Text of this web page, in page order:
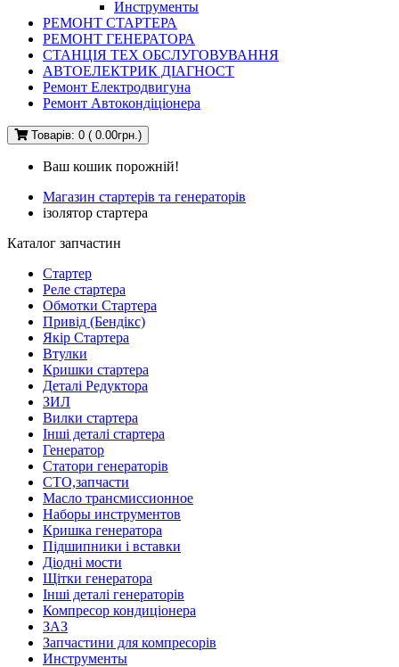
Инструменты
РЕМОНТ СТАРТЕРА
РЕМОНТ ГЕНЕРАТОРА
СТАНЦІЯ ТЕХ ОБСЛУГОВУВАННЯ
АВТОЕЛЕКТРИК ДІАГНОСТ
Ремонт Електродвигуна
Ремонт Автокондіціонера
Товарів: 0 ( 0.00грн.)
Ваш кошик порожній!
Магазин стартерів та генераторів
ізолятор стартера
Каталог запчастин
Стартер
Реле стартера
Обмотки Стартера
Привід (Бендікс)
Якір Стартера
Втулки
Кришки стартера
Деталі Редуктора
ЗИЛ
Вилки стартера
Інші деталі стартера
Генератор
Cтатори генераторів
СТО,запчасти
Масло трансмиссионное
Наборы инструментов
Кришка генератора
Підшипники і вставки
Діодні мости
Щітки генератора
Інші деталі генераторів
Компресор кондиціонера
ЗАЗ
Запчастини для компресорів
Инструменты